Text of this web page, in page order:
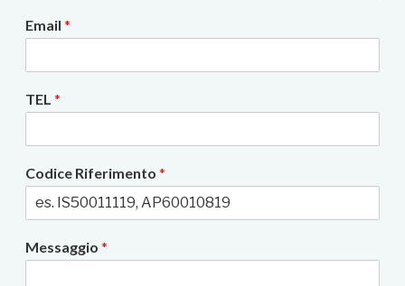
Email *
TEL *
Codice Riferimento *
Messaggio *